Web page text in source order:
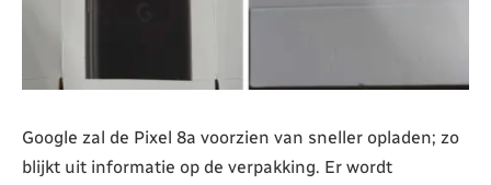
Google zal de Pixel 8a voorzien van sneller opladen; zo
blijkt uit informatie op de verpakking. Er wordt